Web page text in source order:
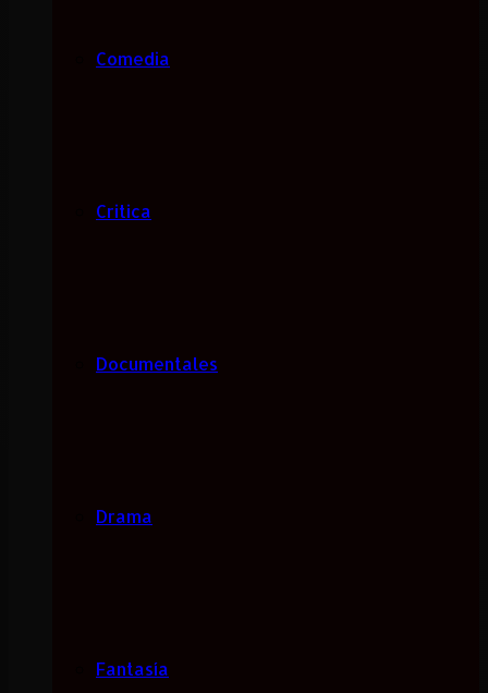
Comedia
Critica
Documentales
Drama
Fantasía